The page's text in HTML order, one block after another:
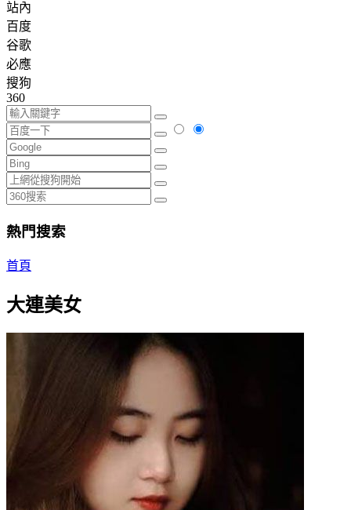
站內
百度
谷歌
必應
搜狗
360
熱門搜索
首頁
大連美女